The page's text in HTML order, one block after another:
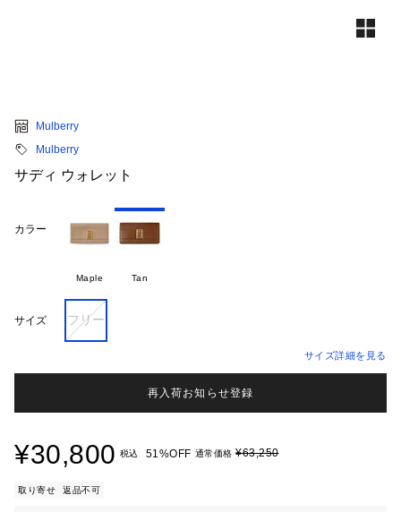
Mulberry
Mulberry
サディ ウォレット
カラー
Maple Tan
サイズ フリー
サイズ詳細を見る
再入荷お知らせ登録
¥30,800 税込 51%OFF 通常価格 ¥63,250
取り寄せ 返品不可